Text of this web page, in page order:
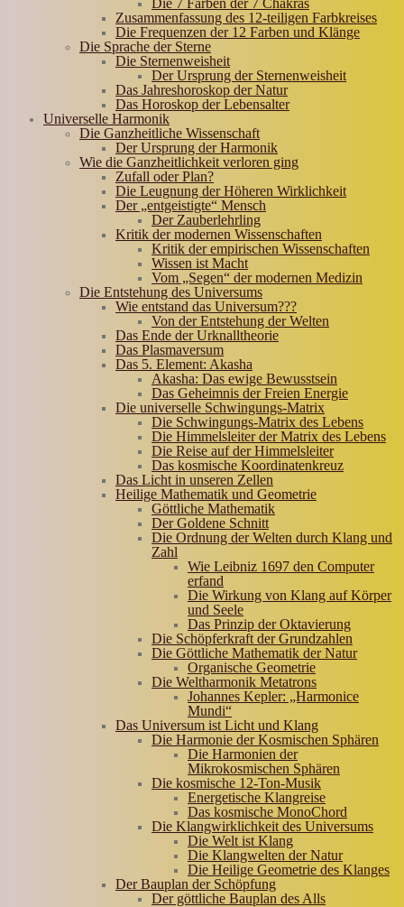
Die 7 Farben der 7 Chakras
Zusammenfassung des 12-teiligen Farbkreises
Die Frequenzen der 12 Farben und Klänge
Die Sprache der Sterne
Die Sternenweisheit
Der Ursprung der Sternenweisheit
Das Jahreshoroskop der Natur
Das Horoskop der Lebensalter
Universelle Harmonik
Die Ganzheitliche Wissenschaft
Der Ursprung der Harmonik
Wie die Ganzheitlichkeit verloren ging
Zufall oder Plan?
Die Leugnung der Höheren Wirklichkeit
Der „entgeistigte“ Mensch
Der Zauberlehrling
Kritik der modernen Wissenschaften
Kritik der empirischen Wissenschaften
Wissen ist Macht
Vom „Segen“ der modernen Medizin
Die Entstehung des Universums
Wie entstand das Universum???
Von der Entstehung der Welten
Das Ende der Urknalltheorie
Das Plasmaversum
Das 5. Element: Akasha
Akasha: Das ewige Bewusstsein
Das Geheimnis der Freien Energie
Die universelle Schwingungs-Matrix
Die Schwingungs-Matrix des Lebens
Die Himmelsleiter der Matrix des Lebens
Die Reise auf der Himmelsleiter
Das kosmische Koordinatenkreuz
Das Licht in unseren Zellen
Heilige Mathematik und Geometrie
Göttliche Mathematik
Der Goldene Schnitt
Die Ordnung der Welten durch Klang und
Zahl
Wie Leibniz 1697 den Computer
erfand
Die Wirkung von Klang auf Körper
und Seele
Das Prinzip der Oktavierung
Die Schöpferkraft der Grundzahlen
Die Göttliche Mathematik der Natur
Organische Geometrie
Die Weltharmonik Metatrons
Johannes Kepler: „Harmonice
Mundi“
Das Universum ist Licht und Klang
Die Harmonie der Kosmischen Sphären
Die Harmonien der
Mikrokosmischen Sphären
Die kosmische 12-Ton-Musik
Energetische Klangreise
Das kosmische MonoChord
Die Klangwirklichkeit des Universums
Die Welt ist Klang
Die Klangwelten der Natur
Die Heilige Geometrie des Klanges
Der Bauplan der Schöpfung
Der göttliche Bauplan des Alls